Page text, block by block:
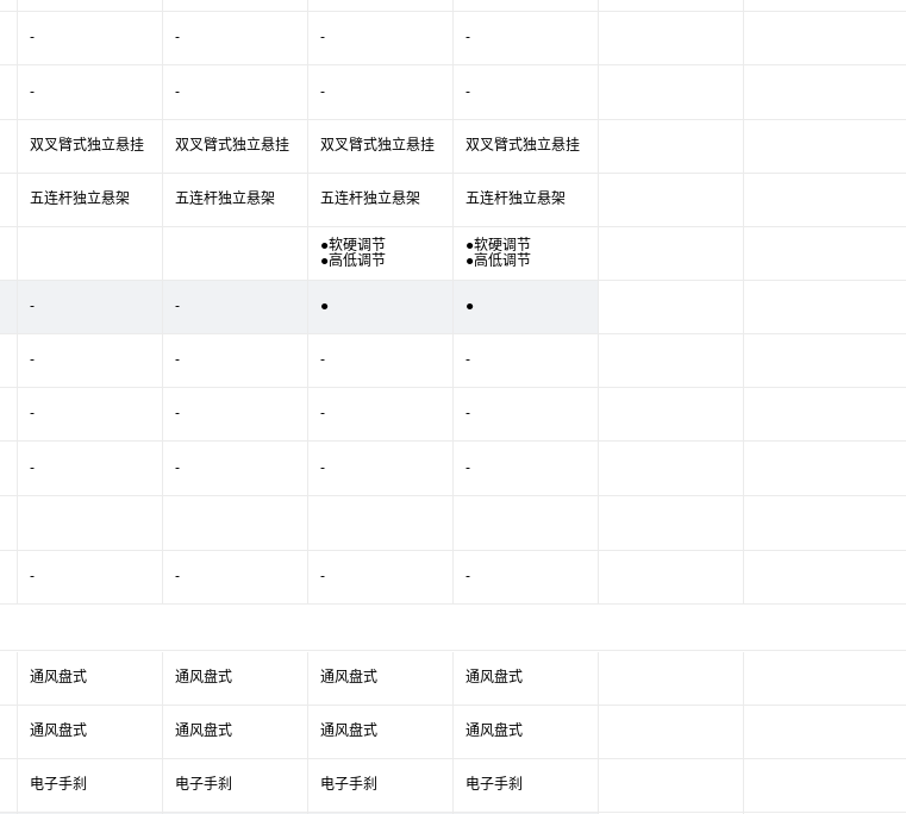
- - - -
- - - -
双叉臂式独立悬挂 双叉臂式独立悬挂 双叉臂式独立悬挂 双叉臂式独立悬挂
五连杆独立悬架 五连杆独立悬架 五连杆独立悬架 五连杆独立悬架
●软硬调节
●高低调节
●软硬调节
●高低调节
- - ● ●
- - - -
- - - -
- - - -
- - - -
通风盘式 通风盘式 通风盘式 通风盘式
通风盘式 通风盘式 通风盘式 通风盘式
电子手刹 电子手刹 电子手刹 电子手刹